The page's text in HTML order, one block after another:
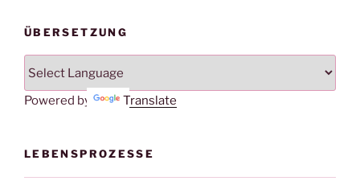
ÜBERSETZUNG
Powered by Translate
LEBENSPROZESSE